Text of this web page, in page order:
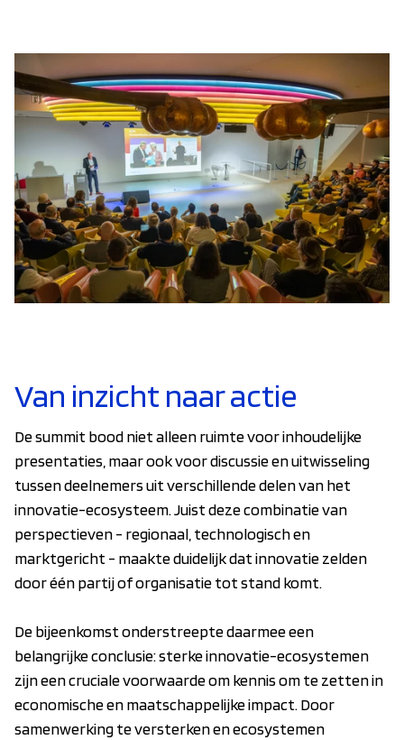
Van inzicht naar actie
De summit bood niet alleen ruimte voor inhoudelijke
presentaties, maar ook voor discussie en uitwisseling
tussen deelnemers uit verschillende delen van het
innovatie-ecosysteem. Juist deze combinatie van
perspectieven - regionaal, technologisch en
marktgericht - maakte duidelijk dat innovatie zelden
door één partij of organisatie tot stand komt.
De bijeenkomst onderstreepte daarmee een
belangrijke conclusie: sterke innovatie-ecosystemen
zijn een cruciale voorwaarde om kennis om te zetten in
economische en maatschappelijke impact. Door
samenwerking te versterken en ecosystemen